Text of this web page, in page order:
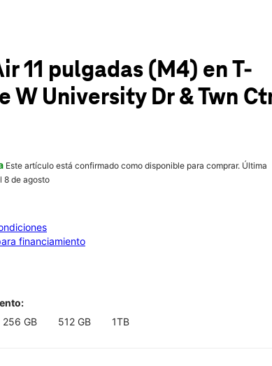
11 pulgadas (M4) en T-
W University Dr & Twn
Este artículo está confirmado como disponible para comprar. Última
8 de agosto
financiamiento
256 GB 512 GB 1TB